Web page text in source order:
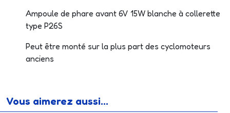
Ampoule de phare avant 6V 15W blanche à collerette
type P26S
Peut être monté sur la plus part des cyclomoteurs
anciens
Vous aimerez aussi...